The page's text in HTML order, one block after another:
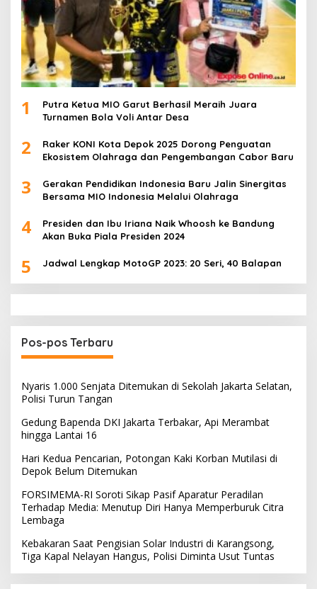
1
Putra Ketua MIO Garut Berhasil Meraih Juara
Turnamen Bola Voli Antar Desa
2
Raker KONI Kota Depok 2025 Dorong Penguatan
Ekosistem Olahraga dan Pengembangan Cabor Baru
3
Gerakan Pendidikan Indonesia Baru Jalin Sinergitas
Bersama MIO Indonesia Melalui Olahraga
4
Presiden dan Ibu Iriana Naik Whoosh ke Bandung
Akan Buka Piala Presiden 2024
5 Jadwal Lengkap MotoGP 2023: 20 Seri, 40 Balapan
Pos-pos Terbaru
Nyaris 1.000 Senjata Ditemukan di Sekolah Jakarta Selatan,
Polisi Turun Tangan
Gedung Bapenda DKI Jakarta Terbakar, Api Merambat
hingga Lantai 16
Hari Kedua Pencarian, Potongan Kaki Korban Mutilasi di
Depok Belum Ditemukan
FORSIMEMA-RI Soroti Sikap Pasif Aparatur Peradilan
Terhadap Media: Menutup Diri Hanya Memperburuk Citra
Lembaga
Kebakaran Saat Pengisian Solar Industri di Karangsong,
Tiga Kapal Nelayan Hangus, Polisi Diminta Usut Tuntas